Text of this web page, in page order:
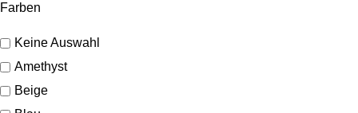
Farben
Keine Auswahl
Amethyst
Beige